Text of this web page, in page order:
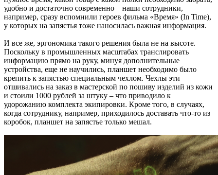
удобно и достаточно современно – наши сотрудники,
например, сразу вспомнили героев фильма «Время» (In Time),
у которых на запястья тоже наносилась важная информация.
И все же, эргономика такого решения была не на высоте.
Поскольку в промышленных масштабах транслировать
информацию прямо на руку, минуя дополнительные
устройства, еще не научились, планшет необходимо было
крепить к запястью специальным чехлом. Чехлы эти
отшивались на заказ в мастерской по пошиву изделий из кожи
и стоили 1000 рублей за штуку – что приводило к
удорожанию комплекта экипировки. Кроме того, в случаях,
когда сотруднику, например, приходилось доставать что-то из
коробок, планшет на запястье только мешал.